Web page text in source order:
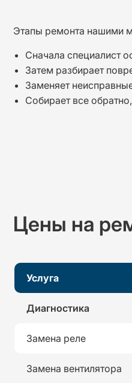
Этапы ремонта нашими
Сначала специалист
Затем разбирает
Заменяет
Собирает все
Цены на
Услуга
Диагностика
Замена реле
Замена вентилятора